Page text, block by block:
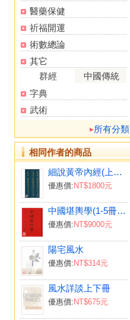
醫藥保健
祈福開運
術數總論
其它
群經
中國傳統
字典
武術
所有分類
相同作者的商品
細說黃帝內經(上、中、下)
優惠價: NT$1800元
中國堪輿學(1-5冊)(附贈巫氏太陰萬年曆、擇日要覽、徐芹庭詩集、細說易經)
優惠價: NT$9000元
陽宅風水
優惠價: NT$314元
風水詳談上下冊
優惠價: NT$675元